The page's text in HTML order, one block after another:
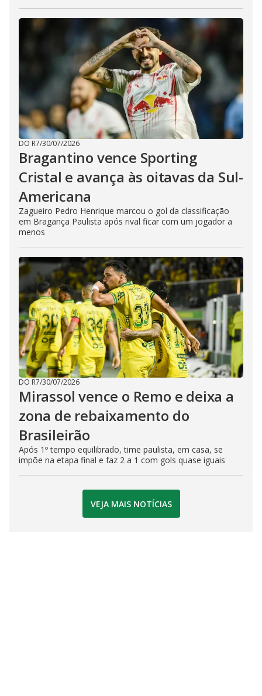
DO R7/30/07/2026
Bragantino vence Sporting
Cristal e avança às oitavas da Sul-
Americana
Zagueiro Pedro Henrique marcou o gol da classificação
em Bragança Paulista após rival ficar com um jogador a
menos
DO R7/30/07/2026
Mirassol vence o Remo e deixa a
zona de rebaixamento do
Brasileirão
Após 1º tempo equilibrado, time paulista, em casa, se
impõe na etapa final e faz 2 a 1 com gols quase iguais
VEJA MAIS NOTÍCIAS